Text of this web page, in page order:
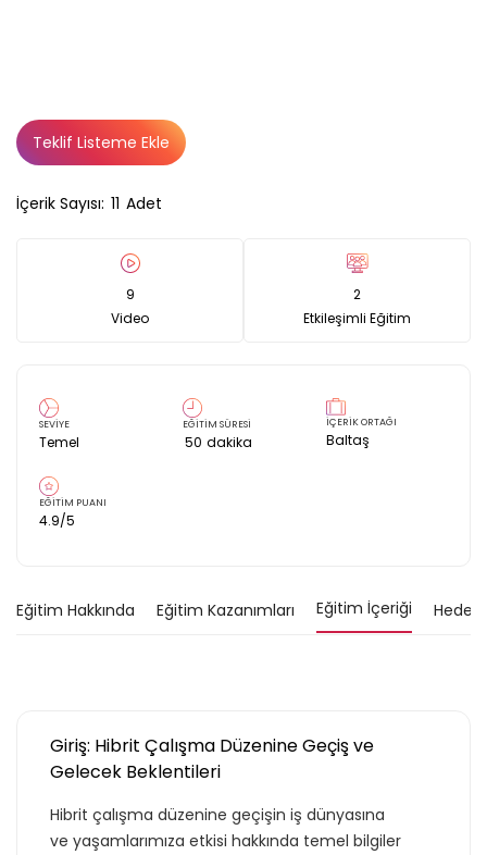
İçerik Sayısı: 11 Adet
9
Video
2
Etkileşimli Eğitim
SEVİYE
Temel
EĞİTİM SÜRESİ
50 dakika
İÇERİK ORTAĞI
Baltaş
EĞİTİM PUANI
4.9/5
Teklif Listeme Ekle
Eğitim Hakkında Eğitim Kazanımları Eğitim İçeriği Hedef
Giriş: Hibrit Çalışma Düzenine Geçiş ve
Gelecek Beklentileri
Hibrit çalışma düzenine geçişin iş dünyasına
ve yaşamlarımıza etkisi hakkında temel bilgiler